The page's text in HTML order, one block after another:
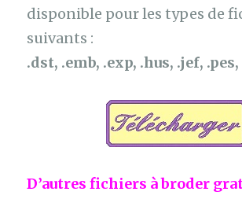
disponible pour les types de
suivants :
.dst, .emb, .exp, .hus, .jef, .pes,
D’autres fichiers à broder